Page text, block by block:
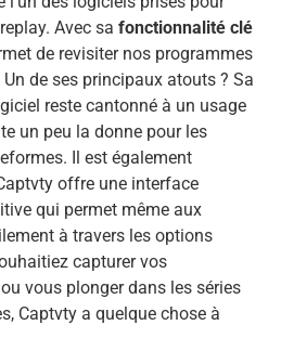
Avec sa fonctionnalité clé
de revisiter nos programmes
de ses principaux atouts ? Sa
reste cantonné à un usage
un peu la donne pour les
Il est également
offre une interface
qui permet même aux
à travers les options
capturer vos
vous plonger dans les séries
Captvty a quelque chose à